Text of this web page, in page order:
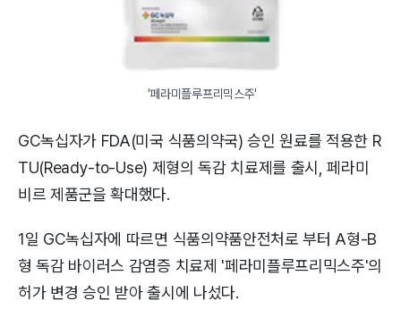
'페라미플루프리믹스주'
GC녹십자가 FDA(미국 식품의약국) 승인 원료를 적용한 R
TU(Ready-to-Use) 제형의 독감 치료제를 출시, 페라미
비르 제품군을 확대했다.
1일 GC녹십자에 따르면 식품의약품안전처로 부터 A형-B
형 독감 바이러스 감염증 치료제 '페라미플루프리믹스주'의
허가 변경 승인 받아 출시에 나섰다.